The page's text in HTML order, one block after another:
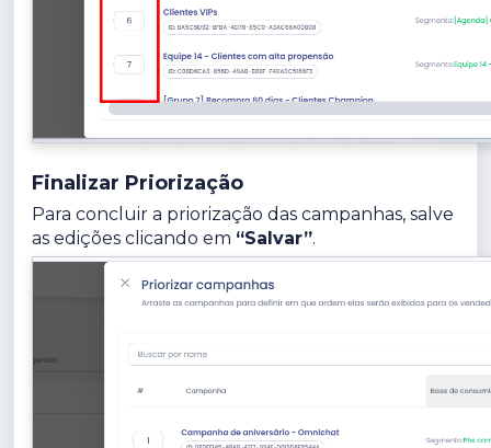
Finalizar Priorização
Para concluir a priorização das campanhas, salve
as edições clicando em “Salvar”.